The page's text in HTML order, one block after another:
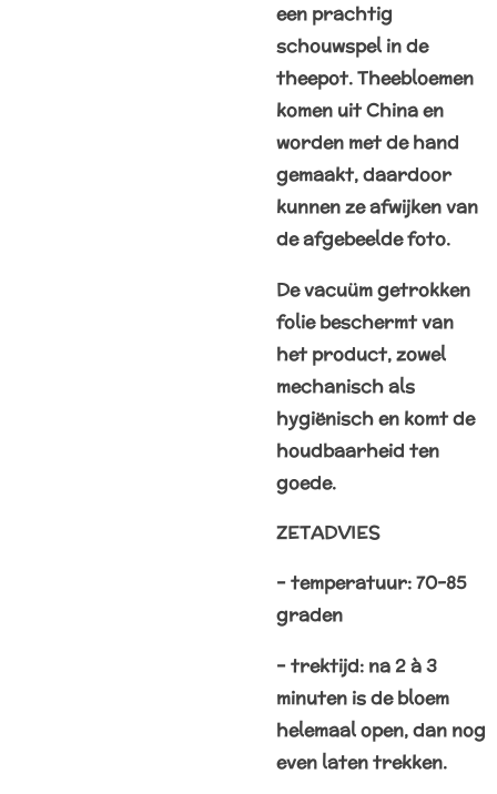
een prachtig
schouwspel in de
theepot. Theebloemen
komen uit China en
worden met de hand
gemaakt, daardoor
kunnen ze afwijken van
de afgebeelde foto.
De vacuüm getrokken
folie beschermt van
het product, zowel
mechanisch als
hygiënisch en komt de
houdbaarheid ten
goede.
ZETADVIES
– temperatuur: 70-85
graden
– trektijd: na 2 à 3
minuten is de bloem
helemaal open, dan nog
even laten trekken.